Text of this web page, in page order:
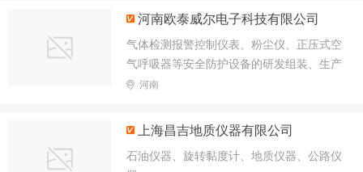
河南欧泰威尔电子科技有限公司
气体检测报警控制仪表、粉尘仪、正压式空
气呼吸器等安全防护设备的研发组装、生产
销售厂家。
河南
上海昌吉地质仪器有限公司
石油仪器、旋转黏度计、地质仪器、公路仪